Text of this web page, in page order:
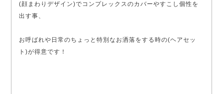
(顔まわりデザイン)でコンプレックスのカバーやすこし個性を
出す事、
お呼ばれや日常のちょっと特別なお洒落をする時の(ヘアセッ
ト)が得意です！